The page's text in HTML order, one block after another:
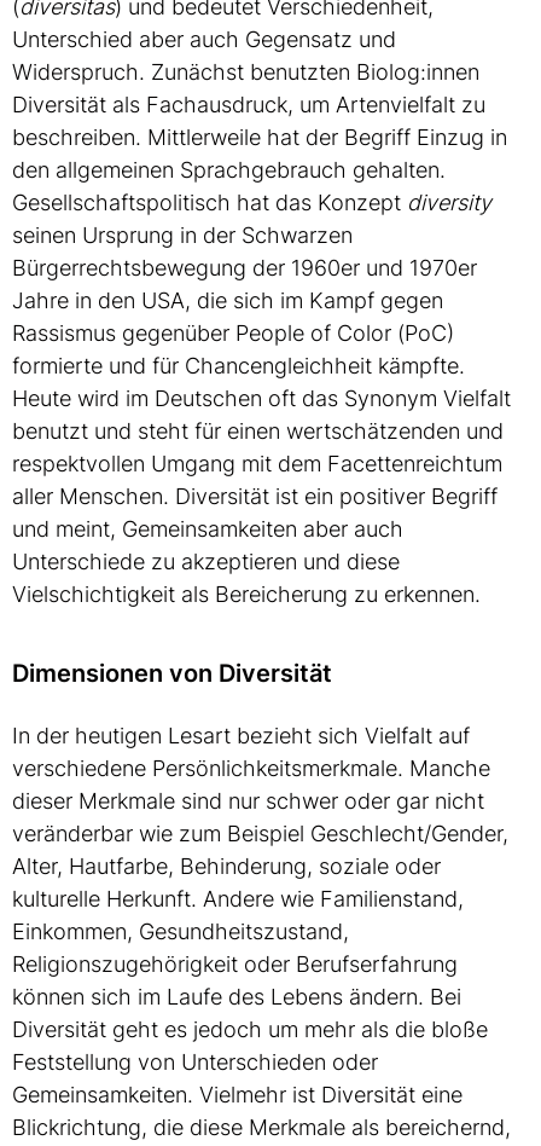
(diversitas) und bedeutet Verschiedenheit,
Unterschied aber auch Gegensatz und
Widerspruch. Zunächst benutzten Biolog:innen
Diversität als Fachausdruck, um Artenvielfalt zu
beschreiben. Mittlerweile hat der Begriff Einzug in
den allgemeinen Sprachgebrauch gehalten.
Gesellschaftspolitisch hat das Konzept diversity
seinen Ursprung in der Schwarzen
Bürgerrechtsbewegung der 1960er und 1970er
Jahre in den USA, die sich im Kampf gegen
Rassismus gegenüber People of Color (PoC)
formierte und für Chancengleichheit kämpfte.
Heute wird im Deutschen oft das Synonym Vielfalt
benutzt und steht für einen wertschätzenden und
respektvollen Umgang mit dem Facettenreichtum
aller Menschen. Diversität ist ein positiver Begriff
und meint, Gemeinsamkeiten aber auch
Unterschiede zu akzeptieren und diese
Vielschichtigkeit als Bereicherung zu erkennen.
Dimensionen von Diversität
In der heutigen Lesart bezieht sich Vielfalt auf
verschiedene Persönlichkeitsmerkmale. Manche
dieser Merkmale sind nur schwer oder gar nicht
veränderbar wie zum Beispiel Geschlecht/Gender,
Alter, Hautfarbe, Behinderung, soziale oder
kulturelle Herkunft. Andere wie Familienstand,
Einkommen, Gesundheitszustand,
Religionszugehörigkeit oder Berufserfahrung
können sich im Laufe des Lebens ändern. Bei
Diversität geht es jedoch um mehr als die bloße
Feststellung von Unterschieden oder
Gemeinsamkeiten. Vielmehr ist Diversität eine
Blickrichtung, die diese Merkmale als bereichernd,